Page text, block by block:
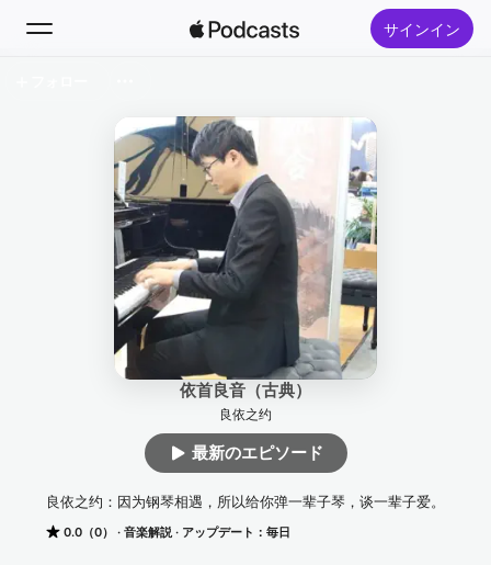
サインイン
新着おすすめ
トップランキング
依首良音（古典）
良依之约
0.0（0） 音楽解説 アップデート：毎日
良依之约：因为钢琴相遇，所以给你弹一辈子琴，谈一辈子爱。
最新のエピソード